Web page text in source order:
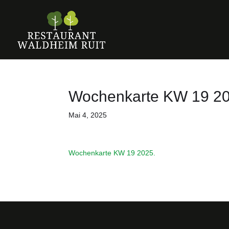
Wochenkarte KW 19
Mai 4, 2025
Wochenkarte KW 19 2025.